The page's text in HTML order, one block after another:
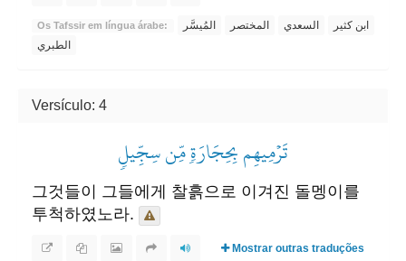
Os Tafssir em língua árabe: المُيسَّر المختصر السعدي
ابن كثير
الطبري
Versículo: 4
تَرۡمِيهِم بِحِجَارَةٖ مِّن سِجِّيلٖ
그것들이 그들에게 찰흙으로 이겨진 돌멩이를
투척하였노라.
Mostrar outras traduções